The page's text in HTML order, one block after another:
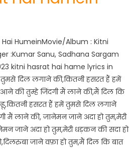
HumeinMovie/Album : Kitni
:Kumar Sanu, Sadhana Sargam
kitni hasrat hai hame lyrics in
दिल लगाने की,कितनी हसरत हैं हमें
की तुम्हे जिंदगी मैं लाने की,मैं दिल कि
हसरत हैं हमें तुमसे दिल लगाने
मैं लाने की, जानेमन जाने अदा हो तुम,मेरी
जाने अदा हो तुम,मेरी धड़कन की सदा हो
जाने वफ़ा हो तुम,मैं दिल कि बात